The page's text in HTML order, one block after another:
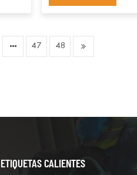
47 48
ETIQUETAS CALIENTES